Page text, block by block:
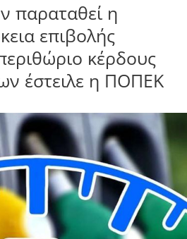
παραταθεί η
επιβολής
κέρδους
έστειλε η ΠΟΠΕΚ